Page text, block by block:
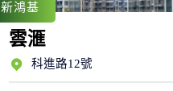
新鴻基
雲滙
科進路12號